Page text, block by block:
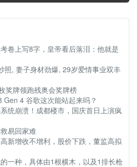
卷上写8字，皇帝看后落泪：他就是
照, 妻子身材劲爆, 29岁爱情事业双丰
奖牌领跑残奥会奖牌榜
4 谷歌这次能站起来吗？
统崩溃！成都楼市，国庆首日上演疯
易回家难
新增收不增利，股价下跌，董监高拟
一种，具体由1根横木，以及1排长枪